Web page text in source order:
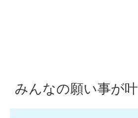
みんなの願い事が